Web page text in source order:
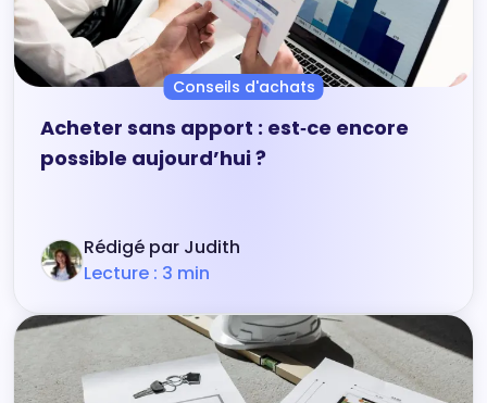
Conseils d'achats
Acheter sans apport : est‑ce encore
possible aujourd’hui ?
Rédigé par Judith
Lecture : 3 min